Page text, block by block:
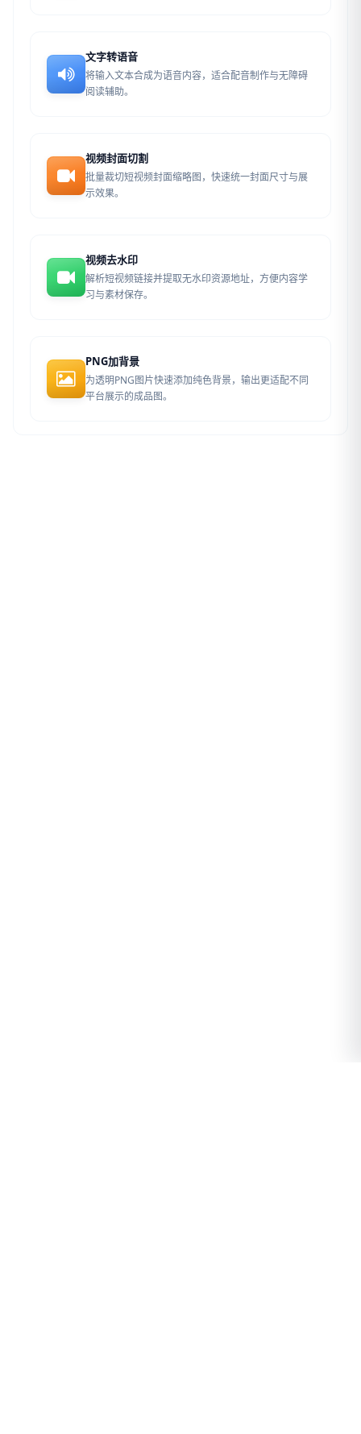
文字转语音
将输入文本合成为语音内容，适合配音制作与无障碍
阅读辅助。
视频封面切割
批量裁切短视频封面缩略图，快速统一封面尺寸与展
示效果。
视频去水印
解析短视频链接并提取无水印资源地址，方便内容学
习与素材保存。
PNG加背景
为透明PNG图片快速添加纯色背景，输出更适配不同
平台展示的成品图。